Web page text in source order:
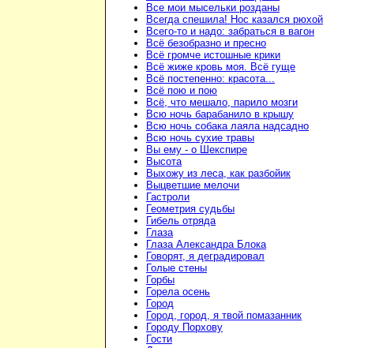
Все мои мысельки розданы
Всегда спешила! Нос казался рюхой
Всего-то и надо: забраться в вагон
Всё безобразно и пресно
Всё громче истошные крики
Всё жиже кровь моя. Всё гуще
Всё постепенно: красота...
Всё пою и пою
Всё, что мешало, парило мозги
Всю ночь барабанило в крышу
Всю ночь собака лаяла надсадно
Всю ночь сухие травы
Вы ему - о Шекспире
Высота
Выхожу из леса, как разбойик
Выцветшие мелочи
Гастроли
Геометрия судьбы
Гибель отряда
Глаза
Глаза Александра Блока
Говорят, я деградировал
Голые стены
Горбы
Горела осень
Город
Город, город, я твой помазанник
Городу Порхову
Гости